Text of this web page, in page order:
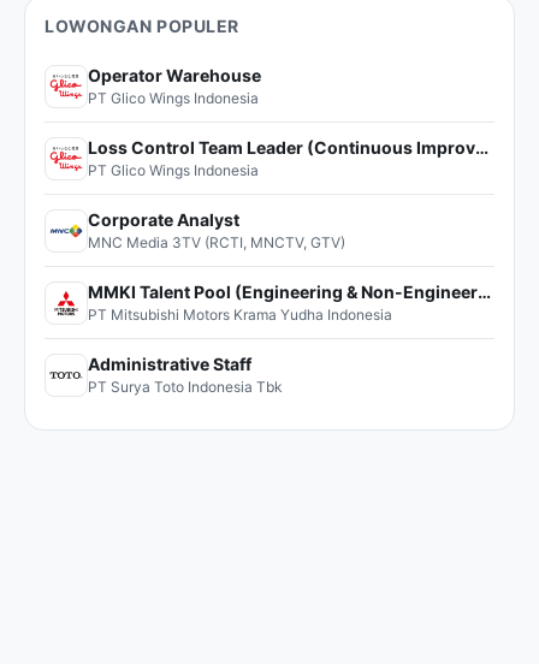
LOWONGAN POPULER
Operator Warehouse
PT Glico Wings Indonesia
Loss Control Team Leader (Continuous Improvement)
PT Glico Wings Indonesia
Corporate Analyst
MNC Media 3TV (RCTI, MNCTV, GTV)
MMKI Talent Pool (Engineering & Non-Engineering)
PT Mitsubishi Motors Krama Yudha Indonesia
Administrative Staff
PT Surya Toto Indonesia Tbk